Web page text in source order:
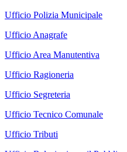
Ufficio Polizia Municipale
Ufficio Anagrafe
Ufficio Area Manutentiva
Ufficio Ragioneria
Ufficio Segreteria
Ufficio Tecnico Comunale
Ufficio Tributi